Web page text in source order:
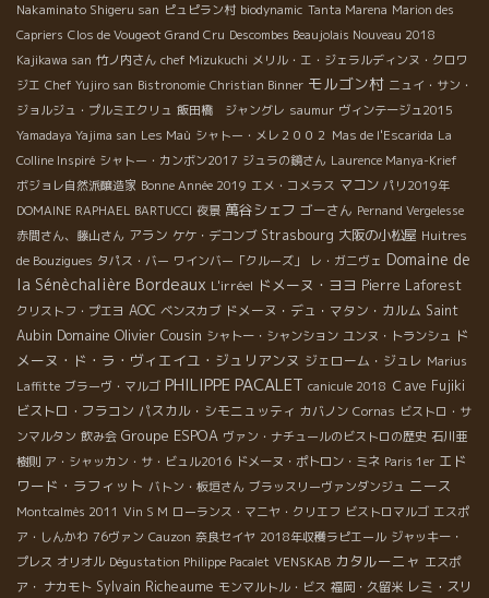
Nakaminato Shigeru san ピュピラン村 biodynamic Tanta Marena Marion des
Capriers Clos de Vougeot Grand Cru Descombes Beaujolais Nouveau 2018
Kajikawa san 竹ノ内さん chef Mizukuchi メリル・エ・ジェラルディンヌ・クロワ
ジエ Chef Yujiro san Bistronomie Christian Binner モルゴン村 ニュイ・サン・
ジョルジュ・プルミエクリュ 飯田橋 ジャングレ saumur ヴィンテージュ2015
Yamadaya Yajima san Les Maù シャトー・メレ２００２ Mas de l'Escarida La
Colline Inspiré シャトー・カンボン2017 ジュラの鏡さん Laurence Manya-Krief
ボジョレ自然派醸造家 Bonne Année 2019 エメ・コメラス マコン パリ2019年
DOMAINE RAPHAEL BARTUCCI 夜景 萬谷シェフ ゴーさん Pernand Vergelesse
赤間さん、藤山さん アラン ケケ・デコンブ Strasbourg 大阪の小松屋 Huitres
de Bouzigues タパス・バー ワインバー「クルーズ」 レ・ガニヴェ Domaine de
la Sénèchalière Bordeaux L'irréel ドメーヌ・ヨヨ Pierre Laforest
クリストフ・プエヨ AOC ベンスカブ ドメーヌ・デュ・マタン・カルム Saint
Aubin Domaine Olivier Cousin シャトー・シャンション ユンヌ・トランシュ ド
メーヌ・ド・ラ・ヴィエイユ・ジュリアンヌ ジェローム・ジュレ Marius
Laffitte ブラーヴ・マルゴ PHILIPPE PACALET canicule 2018 Ｃave Fujiki
ビストロ・フラコン パスカル・シモニュッティ カバノン Cornas ビストロ・サ
ンマルタン 飲み会 Groupe ESPOA ヴァン・ナチュールのビストロの歴史 石川亜
樹則 ア・シャッカン・サ・ビュル2016 ドメーヌ・ポトロン・ミネ Paris 1er エド
ワード・ラフィット バトン・板垣さん ブラッスリーヴァンダンジュ ニース
Montcalmès 2011 Vin S M ローランス・マニヤ・クリエフ ビストロマルゴ エスポ
ア・しんかわ 76ヴァン Cauzon 奈良セイヤ 2018年収穫ラピエール ジャッキー・
プレス オリオル Dégustation Philippe Pacalet VENSKAB カタルーニャ エスポ
ア・ ナカモト Sylvain Richeaume モンマルトル・ビス 福岡・久留米 レミ・スリ